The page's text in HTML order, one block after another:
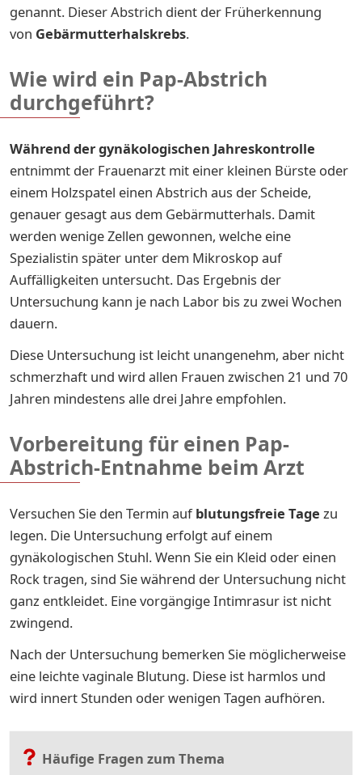
genannt. Dieser Abstrich dient der Früherkennung
von Gebärmutterhalskrebs.
Wie wird ein Pap-Abstrich
durchgeführt?
Während der gynäkologischen Jahreskontrolle
entnimmt der Frauenarzt mit einer kleinen Bürste oder
einem Holzspatel einen Abstrich aus der Scheide,
genauer gesagt aus dem Gebärmutterhals. Damit
werden wenige Zellen gewonnen, welche eine
Spezialistin später unter dem Mikroskop auf
Auffälligkeiten untersucht. Das Ergebnis der
Untersuchung kann je nach Labor bis zu zwei Wochen
dauern.
Diese Untersuchung ist leicht unangenehm, aber nicht
schmerzhaft und wird allen Frauen zwischen 21 und 70
Jahren mindestens alle drei Jahre empfohlen.
Vorbereitung für einen Pap-
Abstrich-Entnahme beim Arzt
Versuchen Sie den Termin aufblutungsfreie Tage zu
legen. Die Untersuchung erfolgt auf einem
gynäkologischen Stuhl. Wenn Sie ein Kleid oder einen
Rock tra­gen, sind Sie wäh­rend der Un­ter­su­chung nicht
ganz ent­klei­det. Eine vorgängige Intimrasur ist nicht
zwingend.
Nach der Untersuchung bemerken Sie möglicherweise
eine leichte vaginale Blutung. Diese ist harmlos und
wird innert Stunden oder wenigen Tagen aufhören.
Häufige Fragen zum Thema